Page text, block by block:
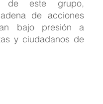
de este grupo,
de acciones
bajo presión a
y ciudadanos de